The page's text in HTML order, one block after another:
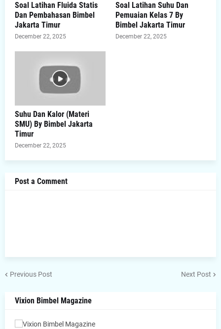
Soal Latihan Fluida Statis
Dan Pembahasan Bimbel
Jakarta Timur
December 22, 2025
Soal Latihan Suhu Dan
Pemuaian Kelas 7 By
Bimbel Jakarta Timur
December 22, 2025
Suhu Dan Kalor (Materi
SMU) By Bimbel Jakarta
Timur
December 22, 2025
Post a Comment
Previous Post Next Post
Vixion Bimbel Magazine